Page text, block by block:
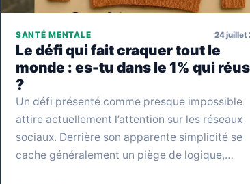
SANTÉ MENTALE 24 juillet
Le défi qui fait craquer tout le
monde : es-tu dans le 1% qui
?
Un défi présenté comme presque impossible
attire actuellement l’attention sur les réseaux
sociaux. Derrière son apparente simplicité se
cache généralement un piège de logique,…